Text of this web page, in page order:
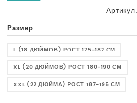
Артикул:
Размер
L (18 ДЮЙМОВ) РОСТ 175-182 СМ
XL (20 ДЮЙМОВ) РОСТ 180-190 СМ
XXL (22 ДЮЙМА) РОСТ 187-195 СМ